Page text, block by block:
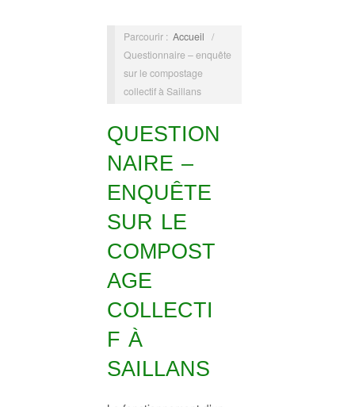
Parcourir : Accueil /
Questionnaire – enquête
sur le compostage
collectif à Saillans
QUESTION
NAIRE –
ENQUÊTE
SUR LE
COMPOST
AGE
COLLECTI
F À
SAILLANS